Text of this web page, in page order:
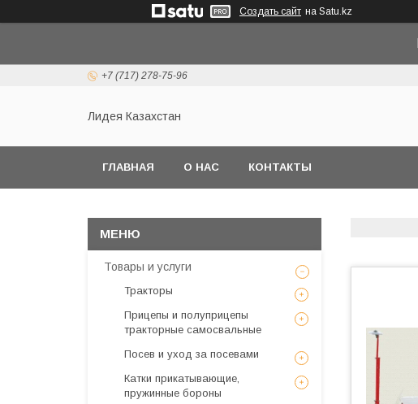
Создать сайт на Satu.kz
+7 (717) 278-75-96
Лидея Казахстан
ГЛАВНАЯ О НАС КОНТАКТЫ
Товары и услуги
Тракторы
Прицепы и полуприцепы
тракторные самосвальные
Посев и уход за посевами
Катки прикатывающие,
пружинные бороны